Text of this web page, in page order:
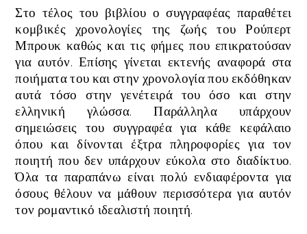
Στο τέλος του βιβλίου ο συγγραφέας παραθέτει
κομβικές χρονολογίες της ζωής του Ρούπερτ
Μπρουκ καθώς και τις φήμες που επικρατούσαν
για αυτόν. Επίσης γίνεται εκτενής αναφορά στα
ποιήματα του και στην χρονολογία που εκδόθηκαν
αυτά τόσο στην γενέτειρά του όσο και στην
ελληνική γλώσσα. Παράλληλα υπάρχουν
σημειώσεις του συγγραφέα για κάθε κεφάλαιο
όπου και δίνονται έξτρα πληροφορίες για τον
ποιητή που δεν υπάρχουν εύκολα στο διαδίκτυο.
Όλα τα παραπάνω είναι πολύ ενδιαφέροντα για
όσους θέλουν να μάθουν περισσότερα για αυτόν
τον ρομαντικό ιδεαλιστή ποιητή.